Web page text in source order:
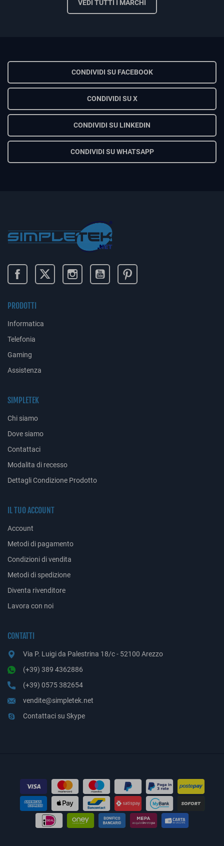
VEDI TUTTI I MARCHI
CONDIVIDI SU FACEBOOK
CONDIVIDI SU X
CONDIVIDI SU LINKEDIN
CONDIVIDI SU WHATSAPP
PRODOTTI
Informatica
Telefonia
Gaming
Assistenza
SIMPLETEK
Chi siamo
Dove siamo
Contattaci
Modalita di recesso
Dettagli Condizione Prodotto
IL TUO ACCOUNT
Account
Metodi di pagamento
Condizioni di vendita
Metodi di spedizione
Diventa rivenditore
Lavora con noi
CONTATTI
Via P. Luigi da Palestrina 18/c - 52100 Arezzo
(+39) 389 4362886
(+39) 0575 382654
vendite@simpletek.net
Contattaci su Skype